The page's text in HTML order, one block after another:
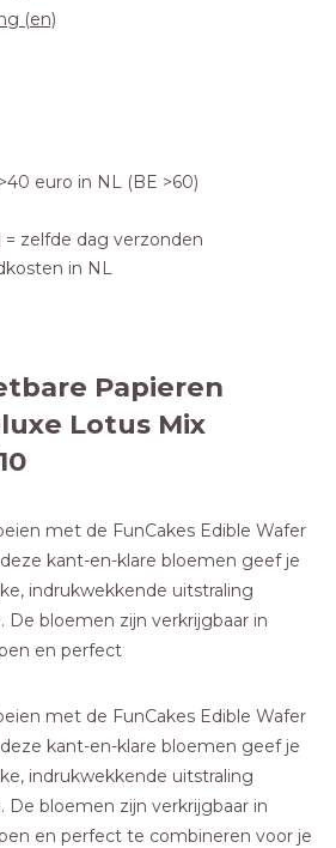
(en)
euro in NL (BE >60)
= zelfde dag verzonden
in NL
Papieren
Lotus Mix
met de FunCakes Edible Wafer
kant-en-klare bloemen geef je
indrukwekkende uitstraling
bloemen zijn verkrijgbaar in
en perfect
met de FunCakes Edible Wafer
kant-en-klare bloemen geef je
indrukwekkende uitstraling
bloemen zijn verkrijgbaar in
en perfect te combineren voor je